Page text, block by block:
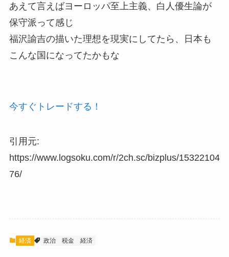
あえて言えばヨーロッパ至上主義、白人優生論が
保守派って感じ
福沢諭吉の描いた理想を現実にしてたら、日本も
こんな国になってたかもな
今すぐトレードする！
引用元:
https://www.logsoku.com/r/2ch.sc/bizplus/15322104
76/
経済 政治 税金 経済